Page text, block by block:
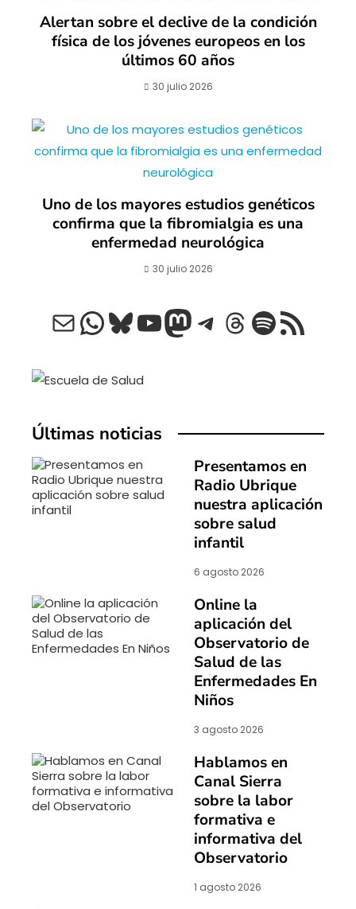
Alertan sobre el declive de la condición
física de los jóvenes europeos en los
últimos 60 años
30 julio 2026
Uno de los mayores estudios genéticos
confirma que la fibromialgia es una
enfermedad neurológica
30 julio 2026
Correo electrónico
WhatsApp
Bluesky
YouTube
Mastodon
Telegram
Threads
Spotify
Feed RSS
Últimas noticias
Presentamos en
Radio Ubrique
nuestra aplicación
sobre salud
infantil
6 agosto 2026
Online la
aplicación del
Observatorio de
Salud de las
Enfermedades En
Niños
3 agosto 2026
Hablamos en
Canal Sierra
sobre la labor
formativa e
informativa del
Observatorio
1 agosto 2026